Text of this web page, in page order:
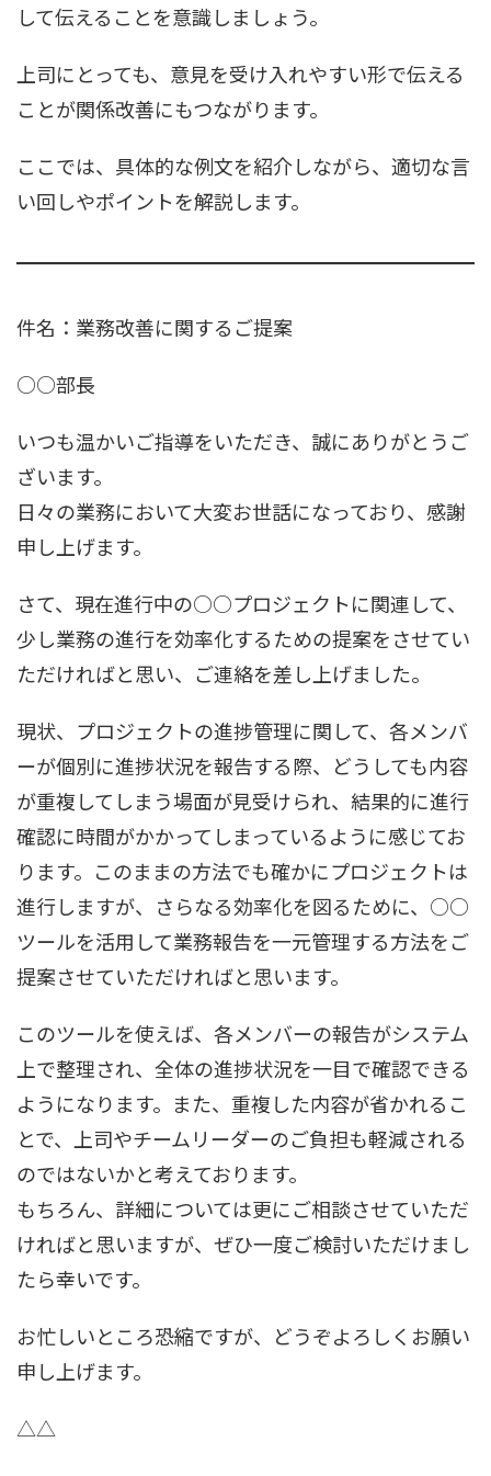
して伝えることを意識しましょう。
上司にとっても、意見を受け入れやすい形で伝える
ことが関係改善にもつながります。
ここでは、具体的な例文を紹介しながら、適切な言
い回しやポイントを解説します。
件名：業務改善に関するご提案
○○部長
いつも温かいご指導をいただき、誠にありがとうご
ざいます。
日々の業務において大変お世話になっており、感謝
申し上げます。
さて、現在進行中の○○プロジェクトに関連して、
少し業務の進行を効率化するための提案をさせてい
ただければと思い、ご連絡を差し上げました。
現状、プロジェクトの進捗管理に関して、各メンバ
ーが個別に進捗状況を報告する際、どうしても内容
が重複してしまう場面が見受けられ、結果的に進行
確認に時間がかかってしまっているように感じてお
ります。このままの方法でも確かにプロジェクトは
進行しますが、さらなる効率化を図るために、○○
ツールを活用して業務報告を一元管理する方法をご
提案させていただければと思います。
このツールを使えば、各メンバーの報告がシステム
上で整理され、全体の進捗状況を一目で確認できる
ようになります。また、重複した内容が省かれるこ
とで、上司やチームリーダーのご負担も軽減される
のではないかと考えております。
もちろん、詳細については更にご相談させていただ
ければと思いますが、ぜひ一度ご検討いただけまし
たら幸いです。
お忙しいところ恐縮ですが、どうぞよろしくお願い
申し上げます。
△△